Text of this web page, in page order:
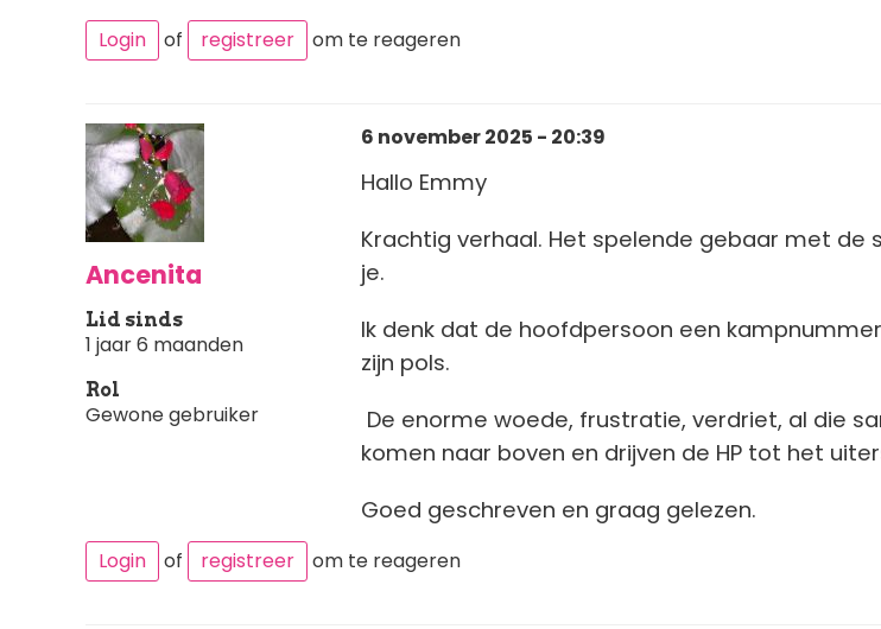
Login of registreer om te reageren
Ancenita
Lid sinds
1 jaar 6 maanden
Rol
Gewone gebruiker
6 november 2025 - 20:39
Hallo Emmy
Krachtig verhaal. Het spelende gebaar met de
je.
Ik denk dat de hoofdpersoon een
zijn pols.
De enorme woede, frustratie, verdriet, al die
komen naar boven en drijven de HP tot het
Goed geschreven en graag gelezen.
Login of registreer om te reageren